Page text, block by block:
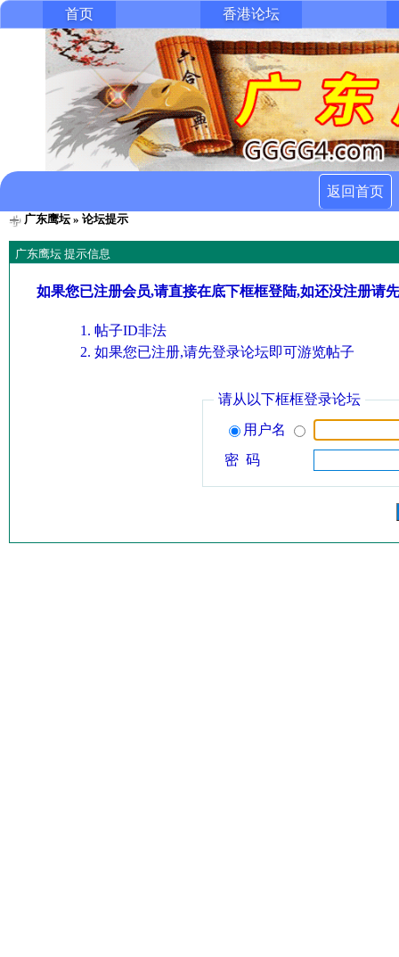
首页 香港论坛
返回首页
广东鹰坛» 论坛提示
广东鹰坛 提示信息
如果您已注册会员,请直接在底下框框登陆,如还没注册请
帖子ID非法
如果您已注册,请先登录论坛即可游览帖子
请从以下框框登录论坛
用户名
密 码